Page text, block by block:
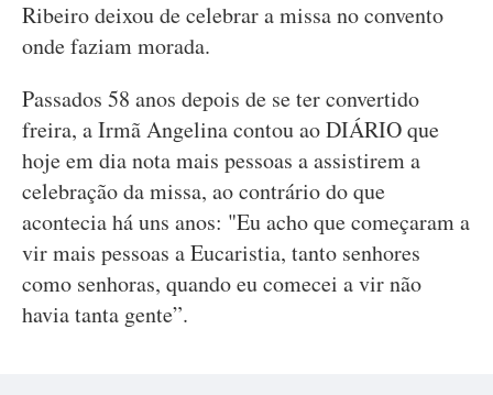
Ribeiro deixou de celebrar a missa no convento
onde faziam morada.
Passados 58 anos depois de se ter convertido
freira, a Irmã Angelina contou ao DIÁRIO que
hoje em dia nota mais pessoas a assistirem a
celebração da missa, ao contrário do que
acontecia há uns anos: "Eu acho que começaram a
vir mais pessoas a Eucaristia, tanto senhores
como senhoras, quando eu comecei a vir não
havia tanta gente”.